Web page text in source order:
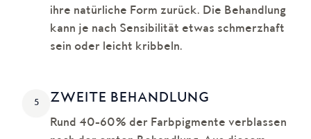
ihre natürliche Form zurück. Die Behandlung
kann je nach Sensibilität etwas schmerzhaft
sein oder leicht kribbeln.
5 ZWEITE BEHANDLUNG
Rund 40-60% der Farbpigmente verblassen